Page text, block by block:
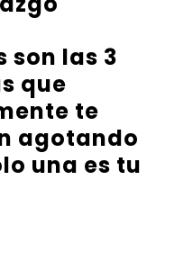
son las 3
que
te
agotando
una es tu